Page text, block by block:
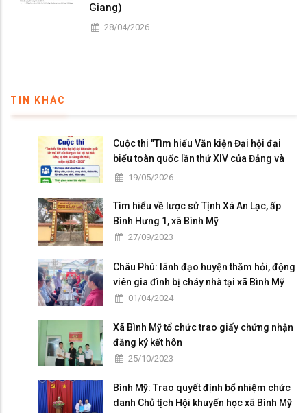
Giang)
28/04/2026
TIN KHÁC
Cuộc thi "Tìm hiểu Văn kiện Đại hội đại
biểu toàn quốc lần thứ XIV của Đảng và
Đại hội đại biểu Đảng bộ tỉnh An Giang lần
19/05/2026
Tìm hiểu về lược sử Tịnh Xá An Lạc, ấp
Bình Hưng 1, xã Bình Mỹ
27/09/2023
Châu Phú: lãnh đạo huyện thăm hỏi, động
viên gia đình bị cháy nhà tại xã Bình Mỹ
01/04/2024
Xã Bình Mỹ tổ chức trao giấy chứng nhận
đăng ký kết hôn
25/10/2023
Bình Mỹ: Trao quyết định bổ nhiệm chức
danh Chủ tịch Hội khuyến học xã Bình Mỹ